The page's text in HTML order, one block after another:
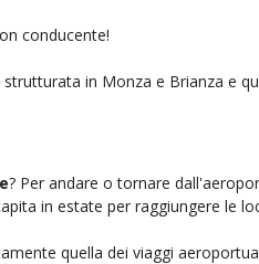
conducente!
in Monza e Brianza e
? Per andare o tornare
in estate per raggiungere le
quella dei viaggi